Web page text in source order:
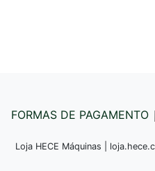
FORMAS DE PAGAMENTO
Loja HECE Máquinas |